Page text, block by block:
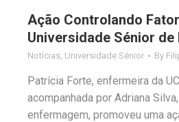
Ação Controlando
Universidade Sénior de
Notícias Universidade Sénior By
Patrícia Forte, enfermeira da
acompanhada por Adriana
enfermagem, promoveu uma